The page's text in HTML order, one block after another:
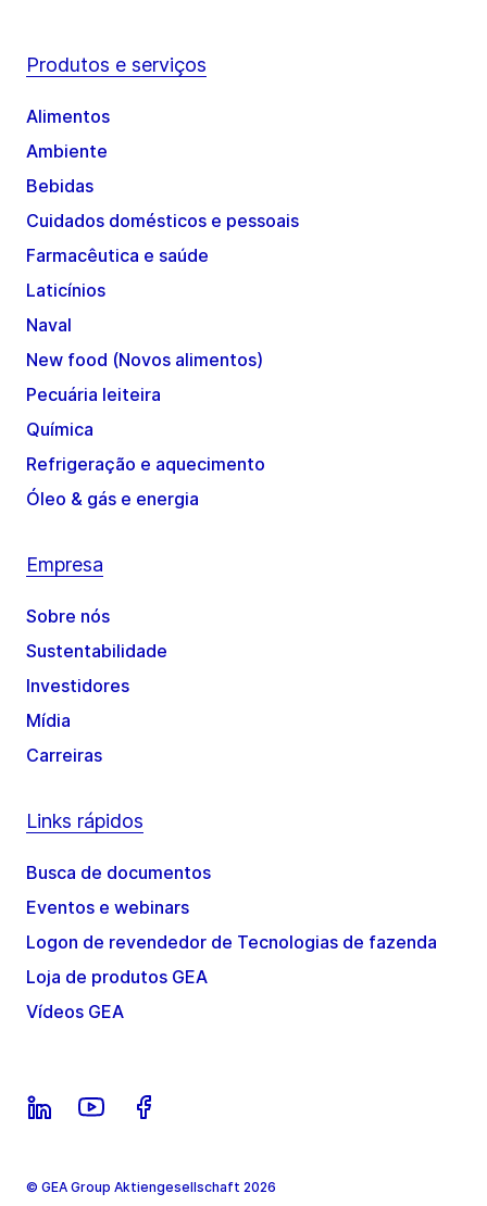
Produtos e serviços
Alimentos
Ambiente
Bebidas
Cuidados domésticos e pessoais
Farmacêutica e saúde
Laticínios
Naval
New food (Novos alimentos)
Pecuária leiteira
Química
Refrigeração e aquecimento
Óleo & gás e energia
Empresa
Sobre nós
Sustentabilidade
Investidores
Mídia
Carreiras
Links rápidos
Busca de documentos
Eventos e webinars
Logon de revendedor de Tecnologias de fazenda
Loja de produtos GEA
Vídeos GEA
© GEA Group Aktiengesellschaft 2026